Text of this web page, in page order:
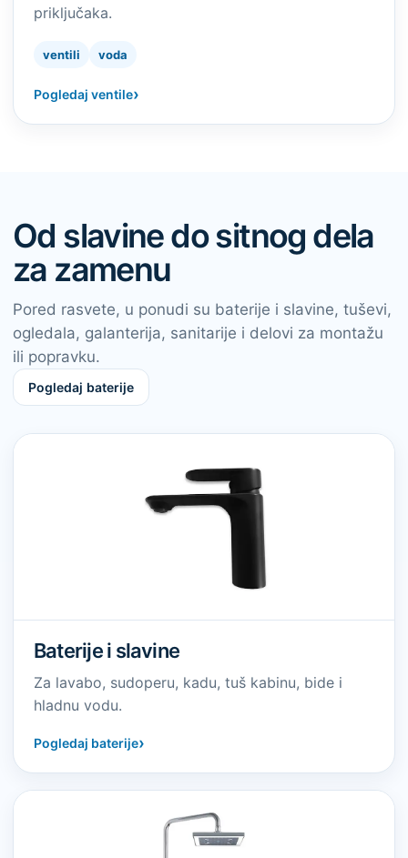
priključaka.
ventili voda
Pogledaj ventile›
Od slavine do sitnog dela
za zamenu
Pored rasvete, u ponudi su baterije i slavine, tuševi,
ogledala, galanterija, sanitarije i delovi za montažu
ili popravku.
Pogledaj baterije
Baterije i slavine
Za lavabo, sudoperu, kadu, tuš kabinu, bide i
hladnu vodu.
Pogledaj baterije›